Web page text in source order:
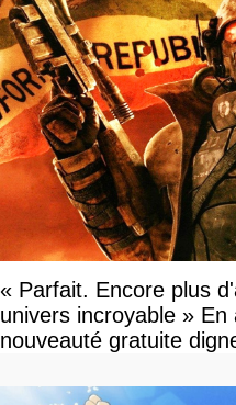
« Parfait. Encore plus
univers incroyable »
nouveauté gratuite